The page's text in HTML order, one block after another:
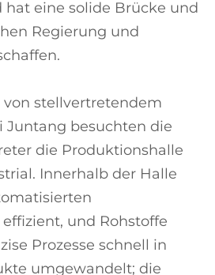
hat eine solide Brücke und
Regierung und
stellvertretendem
Juntang besuchten die
die Produktionshalle
Innerhalb der Halle
und Rohstoffe
Prozesse schnell in
umgewandelt; die